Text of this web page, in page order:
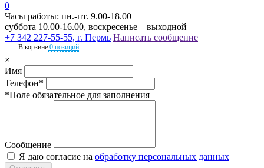
0
Часы работы: пн.-пт. 9.00-18.00
суббота 10.00-16.00, воскресенье – выходной
+7 342 227-55-55, г. Пермь Написать сообщение
В корзине 0 позиций
×
Имя
Телефон*
*Поле обязательное для заполнения
Сообщение
Я даю согласие на обработку персональных данных